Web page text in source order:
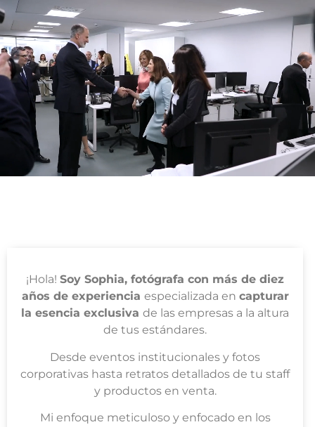
¡Hola!Soy Sophia, fotógrafa con más de diez
años de experiencia especializada en capturar
la esencia exclusivade las empresas a la altura
de tus estándares.
Desde eventos institucionales y fotos
corporativas hasta retratos detallados de tu staff
y productos en venta.
Mi enfoque meticuloso y enfocado en los